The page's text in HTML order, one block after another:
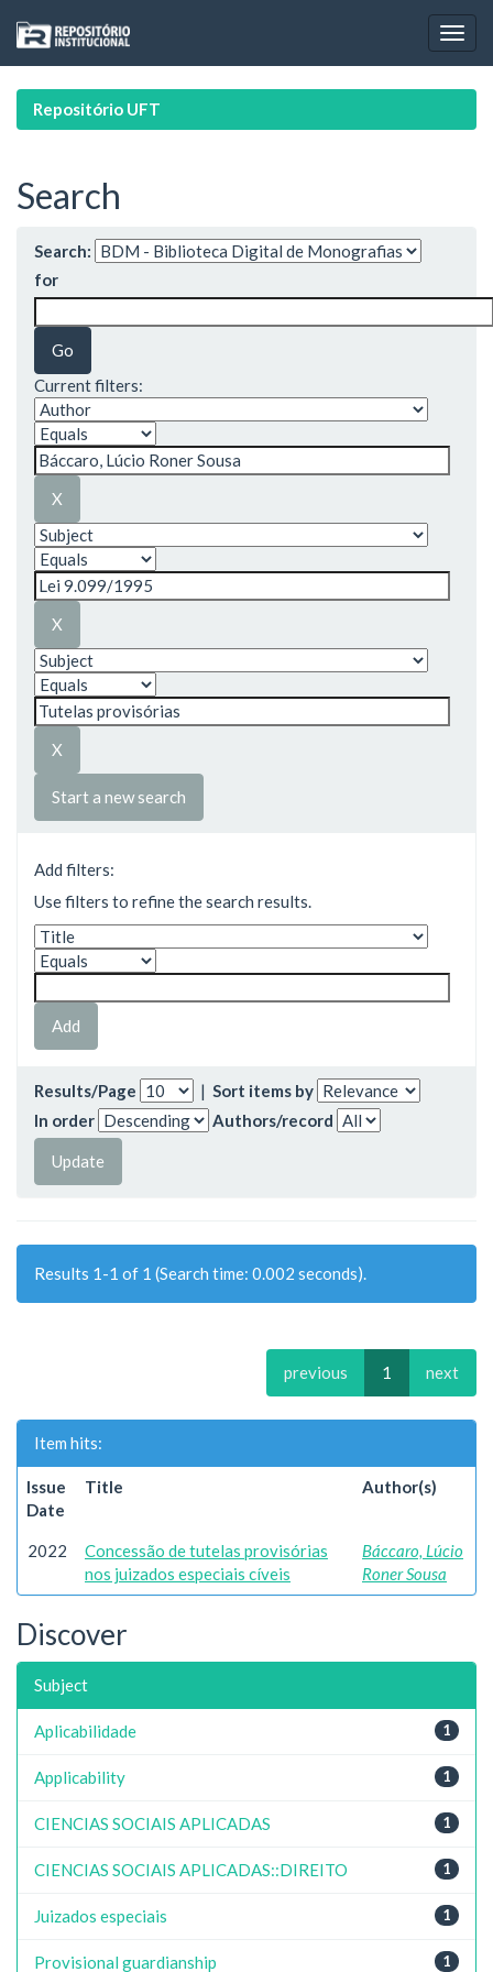
navigation
Repositório UFT
Search
Search:
for
Current filters:
Start a new search
Add filters:
Use filters to refine the search results.
Results/Page | Sort items by
In order
Authors/record
Results 1-1 of 1 (Search time: 0.002 seconds).
previous 1 next
Item hits:
Issue
Date
Title Author(s)
2022
Concessão de tutelas provisórias
nos juizados especiais cíveis
Báccaro, Lúcio
Roner Sousa
Discover
Subject
1
Aplicabilidade
1
Applicability
1
CIENCIAS SOCIAIS APLICADAS
1
CIENCIAS SOCIAIS APLICADAS::DIREITO
1
Juizados especiais
1
Provisional guardianship